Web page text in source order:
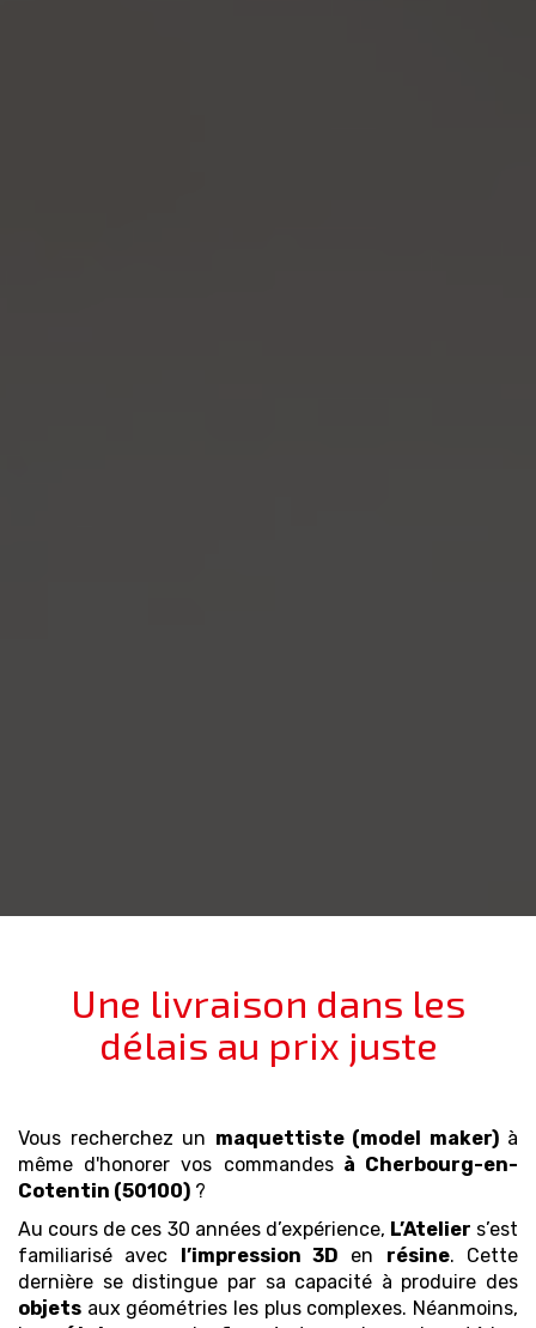
Une livraison dans les
délais au prix juste
Vous recherchez un maquettiste (model maker)à
même d'honorer vos commandes à Cherbourg-en-
Cotentin (50100) ?
Au cours de ces 30 années d’expérience, L’Atelier s’est
familiarisé avec l’impression 3D en résine. Cette
dernière se distingue par sa capacité à produire des
objets aux géométries les plus complexes. Néanmoins,